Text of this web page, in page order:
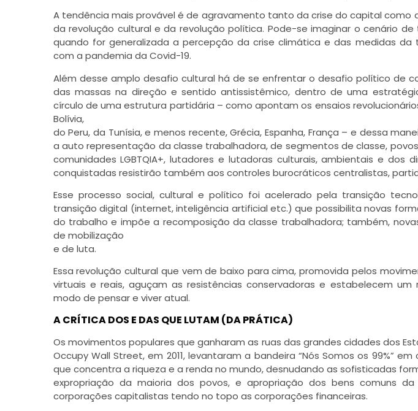
A tendência mais provável é de agravamento tanto da crise do capital como
da revolução cultural e da revolução política. Pode-se imaginar o cenário
quando for generalizada a percepção da crise climática e das medidas da
com a pandemia da Covid-19.
Além desse amplo desafio cultural há de se enfrentar o desafio político de
das massas na direção e sentido antissistêmico, dentro de uma
círculo de uma estrutura partidária – como apontam os ensaios
Bolívia,
do Peru, da Tunísia, e menos recente, Grécia, Espanha, França – e dessa
a auto representação da classe trabalhadora, de segmentos de classe,
comunidades LGBTQIA+, lutadores e lutadoras culturais, ambientais e dos
conquistadas resistirão também aos controles burocráticos centralistas,
Esse processo social, cultural e político foi acelerado pela transição
transição digital (internet, inteligência artificial etc.) que possibilita novas
do trabalho e impõe a recomposição da classe trabalhadora; também,
de mobilização
e de luta.
Essa revolução cultural que vem de baixo para cima, promovida pelos
virtuais e reais, aguçam as resistências conservadoras e estabelecem
modo de pensar e viver atual.
A CRÍTICA DOS E DAS QUE LUTAM (DA PRÁTICA)
Os movimentos populares que ganharam as ruas das grandes cidades dos
Occupy Wall Street, em 2011, levantaram a bandeira “Nós Somos os 99%”
que concentra a riqueza e a renda no mundo, desnudando as sofisticadas
expropriação da maioria dos povos, e apropriação dos bens comuns
corporações capitalistas tendo no topo as corporações financeiras.